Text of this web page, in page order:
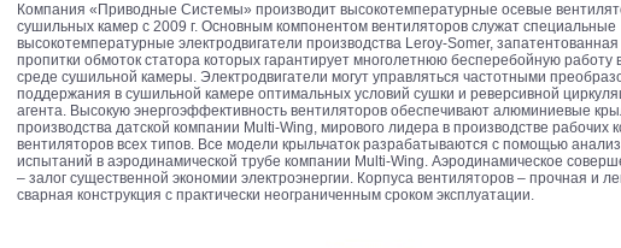
Компания «Приводные Системы» производит высокотемпературные осевые
сушильных камер с 2009 г. Основным компонентом вентиляторов служат специальные
высокотемпературные электродвигатели производства Leroy-Somer, запатентованная
пропитки обмоток статора которых гарантирует многолетнюю бесперебойную работу
среде сушильной камеры. Электродвигатели могут управляться частотными
поддержания в сушильной камере оптимальных условий сушки и реверсивной
агента. Высокую энергоэффективность вентиляторов обеспечивают алюминиевые
производства датской компании Multi-Wing, мирового лидера в производстве рабочих
вентиляторов всех типов. Все модели крыльчаток разрабатываются с помощью
испытаний в аэродинамической трубе компании Multi-Wing. Аэродинамическое
– залог существенной экономии электроэнергии. Корпуса вентиляторов – прочная и
сварная конструкция с практически неограниченным сроком эксплуатации.